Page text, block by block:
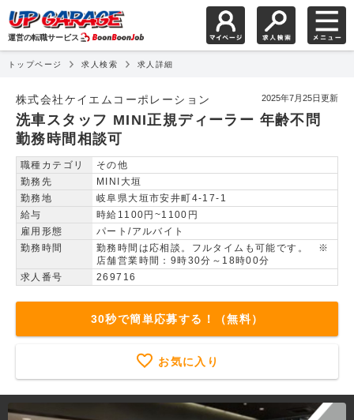
運営の転職サービス
トップページ 求人検索 求人詳細
株式会社ケイエムコーポレーション 2025年7月25日更新
洗車スタッフ MINI正規ディーラー 年齢不問
勤務時間相談可
職種カテゴリ
その他
勤務先
MINI大垣
勤務地
岐阜県大垣市安井町4-17-1
給与
時給1100円~1100円
雇用形態
パート/アルバイト
勤務時間
勤務時間は応相談。フルタイムも可能です。 ※
店舗営業時間：9時30分～18時00分
求人番号
269716
30秒で簡単応募する！（無料）
お気に入り